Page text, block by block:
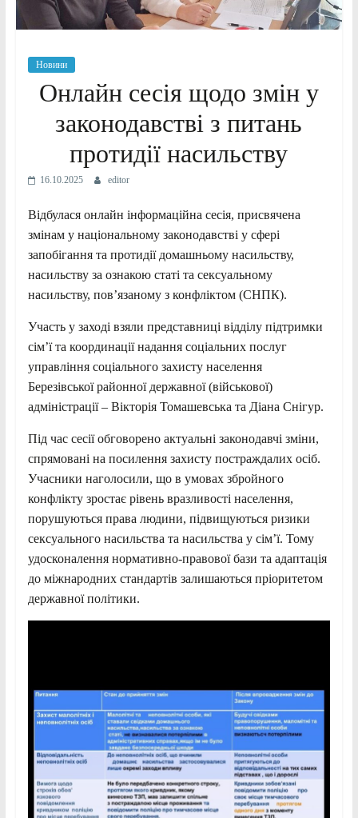
Новини
Онлайн сесія щодо змін у
законодавстві з питань
протидії насильству
16.10.2025 editor
Відбулася онлайн інформаційна сесія, присвячена
змінам у національному законодавстві у сфері
запобігання та протидії домашньому насильству,
насильству за ознакою статі та сексуальному
насильству, пов’язаному з конфліктом (СНПК).
Участь у заході взяли представниці відділу підтримки
сім’ї та координації надання соціальних послуг
управління соціального захисту населення
Березівської районної державної (військової)
адміністрації – Вікторія Томашевська та Діана Снігур.
Під час сесії обговорено актуальні законодавчі зміни,
спрямовані на посилення захисту постраждалих осіб.
Учасники наголосили, що в умовах збройного
конфлікту зростає рівень вразливості населення,
порушуються права людини, підвищуються ризики
сексуального насильства та насильства у сім’ї. Тому
удосконалення нормативно-правової бази та адаптація
до міжнародних стандартів залишаються пріоритетом
державної політики.